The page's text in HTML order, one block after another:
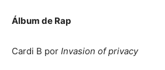
Álbum de Rap
Cardi B por Invasion of privacy